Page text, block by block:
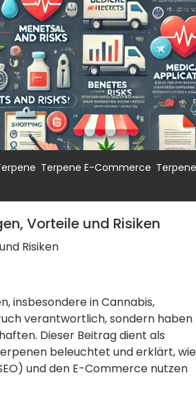
Terpene E-Commerce Terpene
Vorteile und Risiken
Risiken
insbesondere in Cannabis,
verantwortlich, sondern haben
Dieser Beitrag dient als
beleuchtet und erklärt, wie
und den E-Commerce nutzen